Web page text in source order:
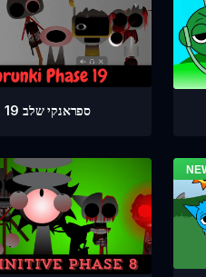
ספראנקי שלב 19